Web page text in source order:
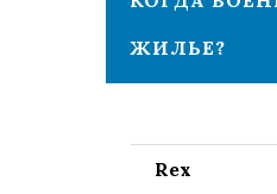
ЖИЛЬЕ?
Rex